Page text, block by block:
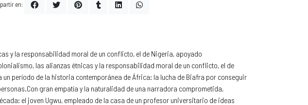
en:
y la responsabilidad moral de un conflicto, el de Nigeria, apoyado
las alianzas étnicas y la responsabilidad moral de un conflicto, el de
período de la historia contemporánea de África: la lucha de Biafra por conseguir
gran empatía y la naturalidad de una narradora comprometida,
el joven Ugwu, empleado de la casa de un profesor universitario de ideas